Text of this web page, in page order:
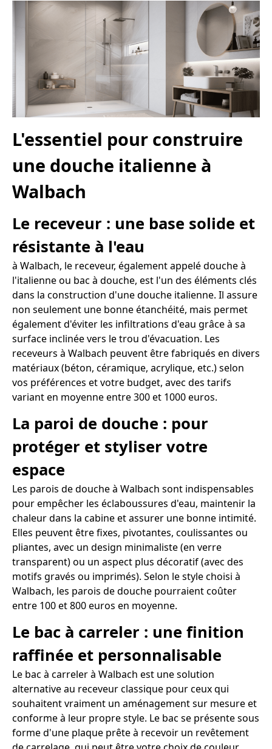
L'essentiel pour construire
une douche italienne à
Walbach
Le receveur : une base solide et
résistante à l'eau
à Walbach, le receveur, également appelé douche à
l'italienne ou bac à douche, est l'un des éléments clés
dans la construction d'une douche italienne. Il assure
non seulement une bonne étanchéité, mais permet
également d'éviter les infiltrations d'eau grâce à sa
surface inclinée vers le trou d'évacuation. Les
receveurs à Walbach peuvent être fabriqués en divers
matériaux (béton, céramique, acrylique, etc.) selon
vos préférences et votre budget, avec des tarifs
variant en moyenne entre 300 et 1000 euros.
La paroi de douche : pour
protéger et styliser votre
espace
Les parois de douche à Walbach sont indispensables
pour empêcher les éclaboussures d'eau, maintenir la
chaleur dans la cabine et assurer une bonne intimité.
Elles peuvent être fixes, pivotantes, coulissantes ou
pliantes, avec un design minimaliste (en verre
transparent) ou un aspect plus décoratif (avec des
motifs gravés ou imprimés). Selon le style choisi à
Walbach, les parois de douche pourraient coûter
entre 100 et 800 euros en moyenne.
Le bac à carreler : une finition
raffinée et personnalisable
Le bac à carreler à Walbach est une solution
alternative au receveur classique pour ceux qui
souhaitent vraiment un aménagement sur mesure et
conforme à leur propre style. Le bac se présente sous
forme d'une plaque prête à recevoir un revêtement